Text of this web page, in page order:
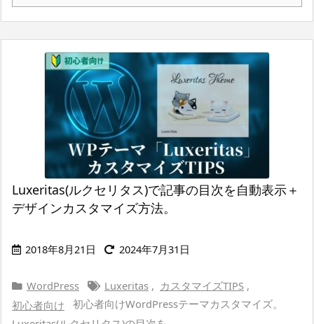
Luxeritas(ルクセリタス)で記事の目次を自動表示＋
デザインカスタマイズ方法。
2018年8月21日 2024年7月31日
WordPress Luxeritas , カスタマイズTIPS ,
初心者向け
初心者向けWordPressテーマカスタマイズ。